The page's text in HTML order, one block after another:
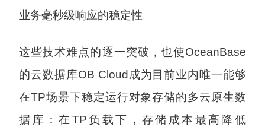
业务毫秒级响应的稳定性。
这些技术难点的逐一突破，也使OceanBase
的云数据库OB Cloud成为目前业内唯一能够
在TP场景下稳定运行对象存储的多云原生数
据库：在TP负载下，存储成本最高降低